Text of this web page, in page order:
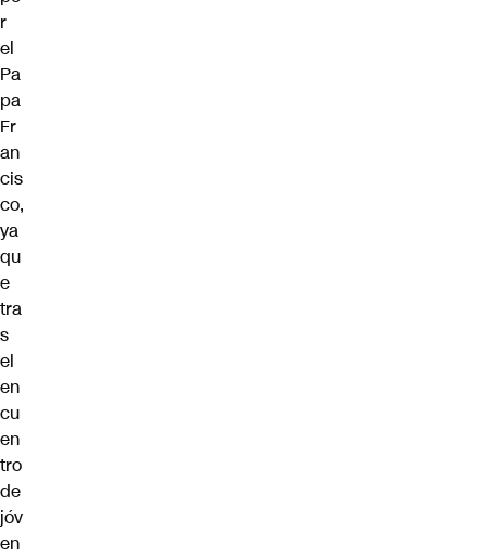
r
el
Pa
pa
Fr
an
cis
co,
ya
qu
e
tra
s
el
en
cu
en
tro
de
jóv
en